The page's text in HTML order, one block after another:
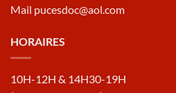
Mail pucesdoc@aol.com
HORAIRES
10H-12H & 14H30-19H